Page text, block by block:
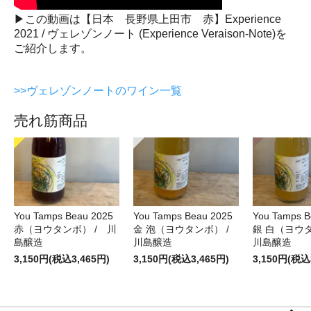
▶この動画は【日本 長野県上田市 赤】Experience
2021 / ヴェレゾンノート (Experience Veraison-Note)を
ご紹介します。
>>ヴェレゾンノートのワイン一覧
売れ筋商品
You Tamps Beau 2025
赤（ヨウタンボ） / 川
島醸造
3,150円(税込3,465円)
You Tamps Beau 2025
金 泡（ヨウタンボ） /
川島醸造
3,150円(税込3,465円)
You Tamps
銀 白（ヨ
川島醸造
3,150円(税